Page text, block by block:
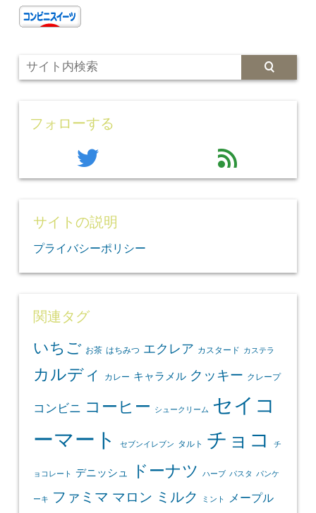
フォローする
twitter feed
サイトの説明
プライバシーポリシー
関連タグ
いちご お茶 はちみつ エクレア カスタード カステラ
カルディ カレー キャラメル クッキー クレープ
コンビニ コーヒー シュークリーム セイコ
ーマート
セブンイレブン タルト チョコ チ
ョコレート デニッシュ ドーナツ ハーブ パスタ パンケ
ーキ ファミマ マロン ミルク ミント メープル